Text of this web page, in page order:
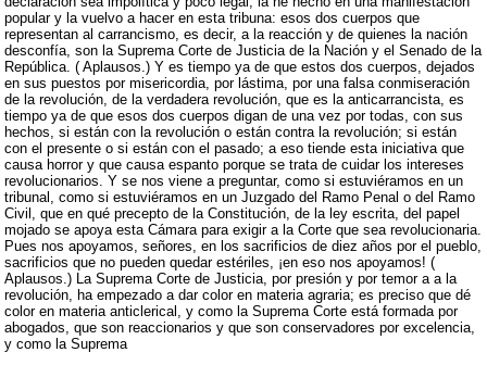
popular y la vuelvo a hacer en esta tribuna: esos dos cuerpos que
representan al carrancismo, es decir, a la reacción y de quienes la nación
desconfía, son la Suprema Corte de Justicia de la Nación y el Senado de la
República. ( Aplausos.) Y es tiempo ya de que estos dos cuerpos, dejados
en sus puestos por misericordia, por lástima, por una falsa conmiseración
de la revolución, de la verdadera revolución, que es la anticarrancista, es
tiempo ya de que esos dos cuerpos digan de una vez por todas, con sus
hechos, si están con la revolución o están contra la revolución; si están
con el presente o si están con el pasado; a eso tiende esta iniciativa que
causa horror y que causa espanto porque se trata de cuidar los intereses
revolucionarios. Y se nos viene a preguntar, como si estuviéramos en un
tribunal, como si estuviéramos en un Juzgado del Ramo Penal o del Ramo
Civil, que en qué precepto de la Constitución, de la ley escrita, del papel
mojado se apoya esta Cámara para exigir a la Corte que sea revolucionaria.
Pues nos apoyamos, señores, en los sacrificios de diez años por el pueblo,
sacrificios que no pueden quedar estériles, ¡en eso nos apoyamos! (
Aplausos.) La Suprema Corte de Justicia, por presión y por temor a a la
revolución, ha empezado a dar color en materia agraria; es preciso que dé
color en materia anticlerical, y como la Suprema Corte está formada por
abogados, que son reaccionarios y que son conservadores por excelencia,
y como la Suprema